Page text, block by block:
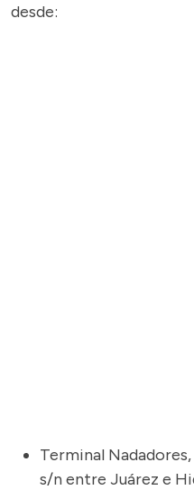
desde:
Terminal
s/n entre Juárez e